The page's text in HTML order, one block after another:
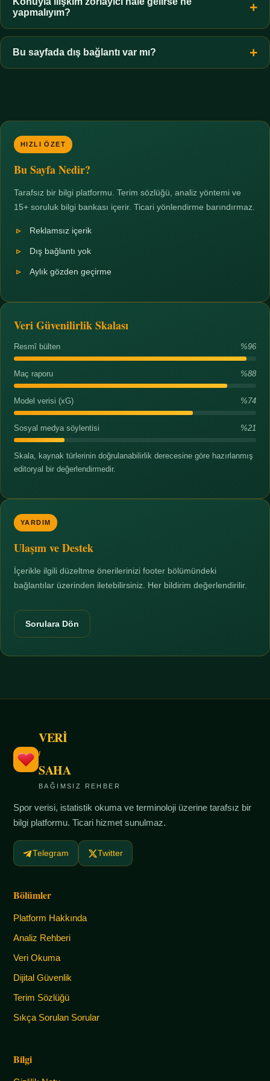
zorunluluktur.
yapmalıyım?
Zaman sınırı koyun, harcadığınız süreyi ölçün ve gerekirse
profesyonel destek alın. Türkiye'de ücretsiz danışma hatları
mevcuttur; yardım istemek güçlü bir adımdır.
Bu sayfada dış bağlantı var mı?
HIZLI ÖZET
Bu Sayfa Nedir?
Tarafsız bir bilgi platformu. Terim sözlüğü, analiz yöntemi ve
15+ soruluk bilgi bankası içerir. Ticari yönlendirme barındırmaz.
Reklamsız içerik
Dış bağlantı yok
Aylık gözden geçirme
Veri Güvenilirlik Skalası
Resmî bülten %96
Maç raporu %88
Model verisi (xG) %74
Sosyal medya söylentisi %21
Skala, kaynak türlerinin doğrulanabilirlik derecesine göre hazırlanmış
editoryal bir değerlendirmedir.
YARDIM
Ulaşım ve Destek
İçerikle ilgili düzeltme önerilerinizi footer bölümündeki
bağlantılar üzerinden iletebilirsiniz. Her bildirim değerlendirilir.
Sorulara Dön
VERİ
/
SAHA
BAĞIMSIZ REHBER
Spor verisi, istatistik okuma ve terminoloji üzerine tarafsız bir
bilgi platformu. Ticari hizmet sunulmaz.
Telegram Twitter
Bölümler
Platform Hakkında
Analiz Rehberi
Veri Okuma
Dijital Güvenlik
Terim Sözlüğü
Sıkça Sorulan Sorular
Bilgi